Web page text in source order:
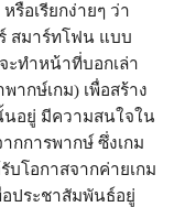
รือเรียกง่ายๆ ว่า
สมาร์ทโฟน แบบ
ะทำหน้าที่บอกเล่า
ากษ์เกม) เพื่อสร้าง
นอยู่ มีความสนใจใน
กการพากษ์ ซึ่งเกม
โอกาสจากค่ายเกม
อประชาสัมพันธ์อยู่